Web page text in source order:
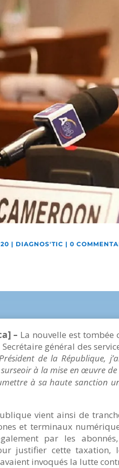
| DIAGNOS'TIC |0
– La nouvelle est tombée
général des
de la République,
à la mise en œuvre
à sa haute sanction
vient ainsi de
et terminaux
par les
justifier cette taxation,
invoqués la lutte